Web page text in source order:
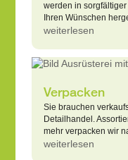
werden in
Ihren Wünschen
weiterlesen
Verpacken
Sie brauchen
Detailhandel.
mehr verpacken wir
weiterlesen